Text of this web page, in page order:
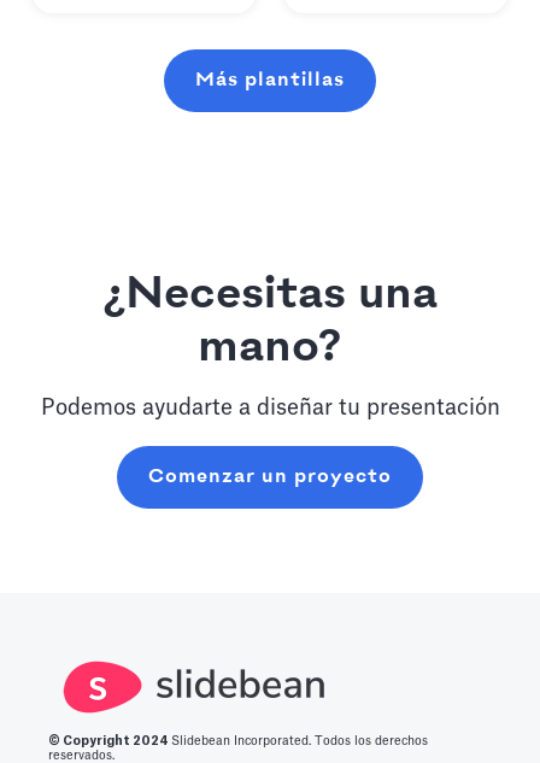
Más plantillas
¿Necesitas una
mano?
Podemos ayudarte a diseñar tu presentación
Comenzar un proyecto
© Copyright 2 024 Slidebean Incorporated. Todos los derechos
reservados.